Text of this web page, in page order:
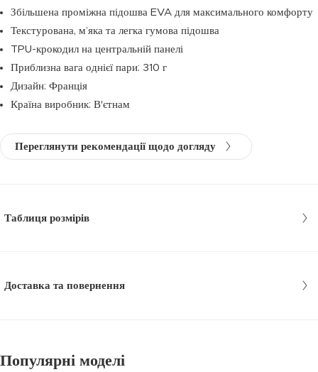
Збільшена проміжна підошва EVA для максимального комфорту
Текстурована, м’яка та легка гумова підошва
TPU-крокодил на центральній панелі
Приблизна вага однієї пари: 310 г
Дизайн: Франція
Країна виробник: В'єтнам
Переглянути рекомендації щодо догляду
Таблиця розмірів
Доставка та повернення
Популярні моделі